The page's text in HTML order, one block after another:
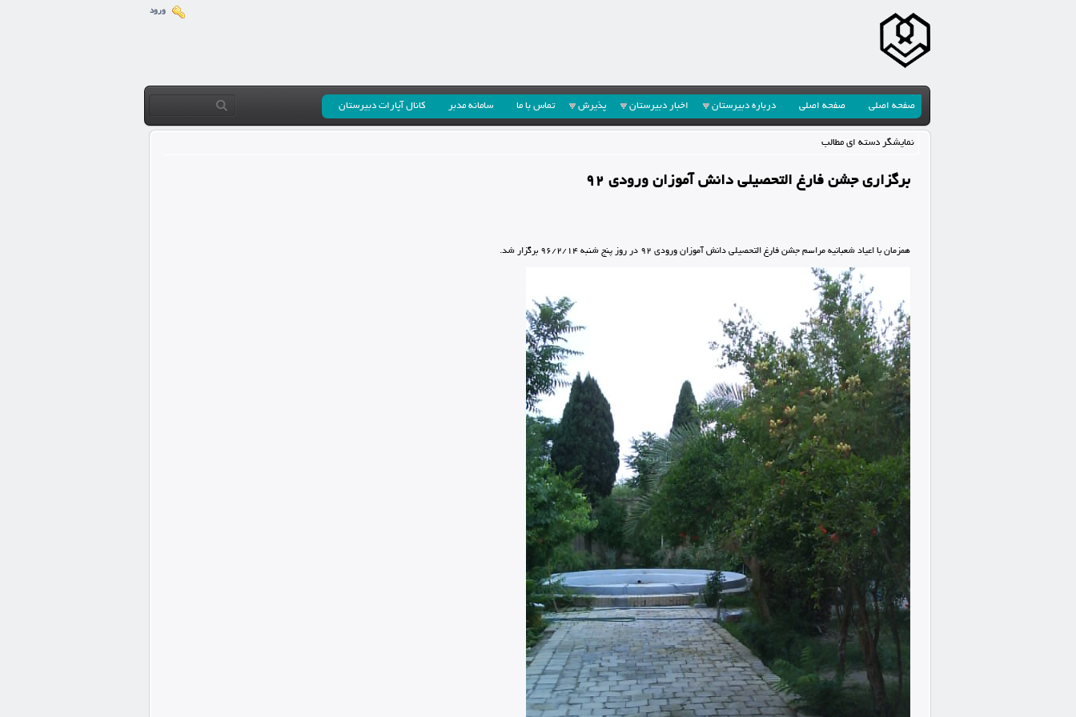
ورود
صفحه اصلی صفحه اصلی درباره دبیرستان اخبار دبیرستان پذیرش تماس با ما سامانه مدبر کانال آپارات دبیرستان
نمایشگر دسته ای مطالب
برگزاری جشن فارغ التحصیلی دانش آموزان ورودی 92
همزمان با اعیاد شعبانیه مراسم جشن فارغ التحصیلی دانش آموزان ورودی 92 در روز پنج شنبه 96/2/14 برگزار شد.